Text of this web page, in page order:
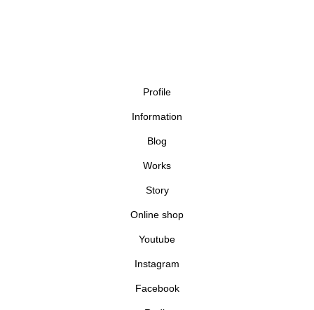
Profile
Information
Blog
Works
Story
Online shop
Youtube
Instagram
Facebook